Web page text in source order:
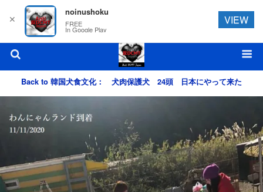
Back to 韓国犬食文化： 犬肉保護犬 24頭 日本にやって来た
✕
noinushoku
FREE
In Google Play
VIEW